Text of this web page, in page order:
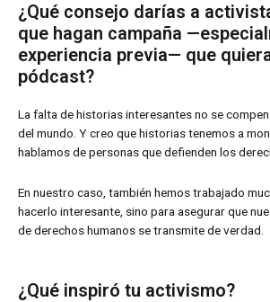
¿Qué consejo darías a
que hagan campaña
experiencia previa— que
pódcast?
La falta de historias interesantes no se
del mundo. Y creo que historias tenemos a
hablamos de personas que defienden los
En nuestro caso, también hemos trabajado
hacerlo interesante, sino para asegurar que
de derechos humanos se transmite de verdad.
¿Qué inspiró tu activismo?